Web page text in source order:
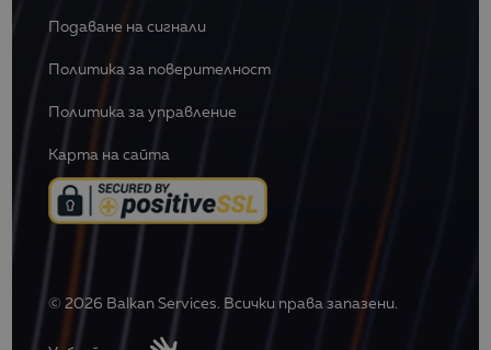
Подаване на сигнали
Политика за поверителност
Политика за управление
Карта на сайта
© 2026 Balkan Services. Всички права запазени.